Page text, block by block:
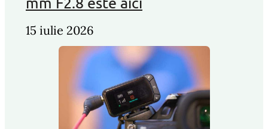
15 iulie 2026